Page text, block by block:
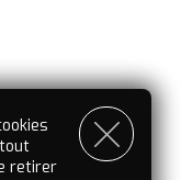
retirer